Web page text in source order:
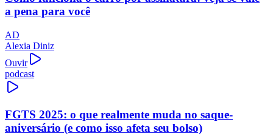
a pena para você
AD
Alexia Diniz
Ouvir
podcast
FGTS 2025: o que realmente muda no saque-
aniversário (e como isso afeta seu bolso)